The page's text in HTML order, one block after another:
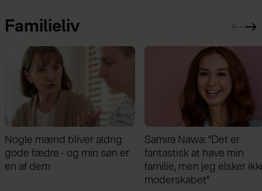
Familieliv
Nogle mænd bliver aldrig
gode fædre - og min søn er
en af dem
Samira Nawa: ”Det er
fantastisk at have min
familie, men jeg elsker
moderskabet”